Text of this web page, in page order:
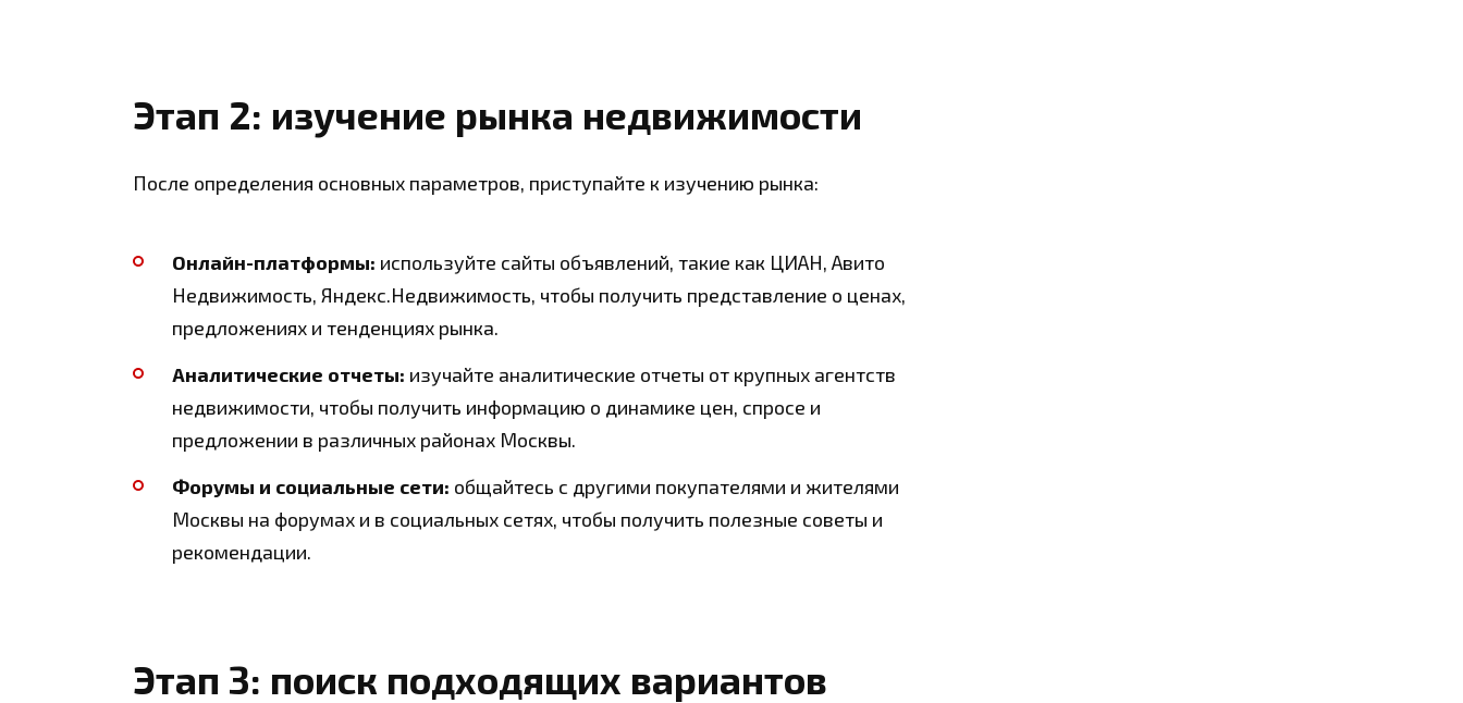
Этап 2: изучение рынка недвижимости
После определения основных параметров, приступайте к изучению рынка:
Онлайн-платформы: используйте сайты объявлений, такие как ЦИАН, Авито
Недвижимость, Яндекс.Недвижимость, чтобы получить представление о ценах,
предложениях и тенденциях рынка.
Аналитические отчеты: изучайте аналитические отчеты от крупных агентств
недвижимости, чтобы получить информацию о динамике цен, спросе и
предложении в различных районах Москвы.
Форумы и социальные сети: общайтесь с другими покупателями и жителями
Москвы на форумах и в социальных сетях, чтобы получить полезные советы и
рекомендации.
Этап 3: поиск подходящих вариантов